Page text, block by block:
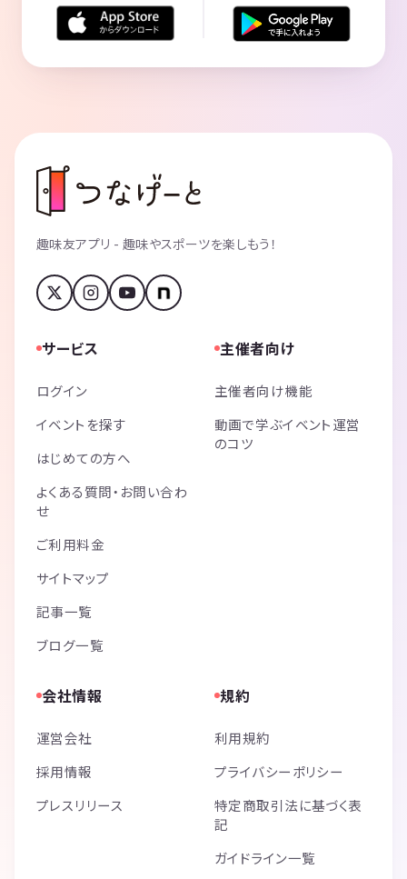
趣味友アプリ - 趣味やスポーツを楽しもう！
サービス
ログイン
イベントを探す
はじめての方へ
よくある質問・お問い合わ
せ
ご利用料金
サイトマップ
記事一覧
ブログ一覧
主催者向け
主催者向け機能
動画で学ぶイベント運営
のコツ
会社情報
運営会社
採用情報
プレスリリース
規約
利用規約
プライバシーポリシー
特定商取引法に基づく表
記
ガイドライン一覧